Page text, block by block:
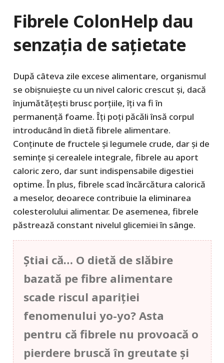
Fibrele ColonHelp dau
senzaţia de saţietate
După câteva zile excese alimentare, organismul
se obişnuieşte cu un nivel caloric crescut şi, dacă
înjumătăţeşti brusc porţiile, îţi va fi în
permanenţă foame. Îţi poţi păcăli însă corpul
introducând în dietă fibrele alimentare.
Conţinute de fructele şi legumele crude, dar şi de
seminţe şi cerealele integrale, fibrele au aport
caloric zero, dar sunt indispensabile digestiei
optime. În plus, fibrele scad încărcătura calorică
a meselor, deoarece contribuie la eliminarea
colesterolului alimentar. De asemenea, fibrele
păstrează constant nivelul glicemiei în sânge.
Ştiai că… O dietă de slăbire
bazată pe fibre alimentare
scade riscul apariţiei
fenomenului yo-yo? Asta
pentru că fibrele nu provoacă o
pierdere bruscă în greutate şi